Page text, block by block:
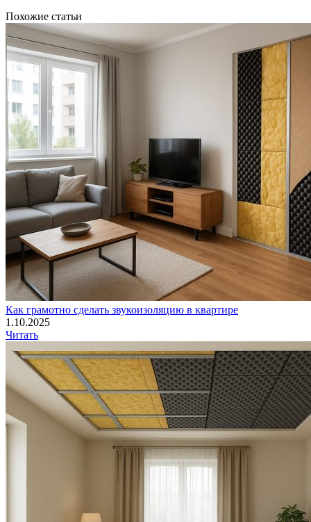
Похожие статьи
Как грамотно сделать звукоизоляцию в квартире
1.10.2025
Читать